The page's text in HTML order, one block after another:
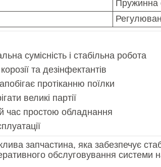
Пружинна
сумісність і стабільна робота
та дезінфектантів
протіканню поїлки
великі партії
час простою обладнання
запчастина, яка забезпечує
обслуговування системи